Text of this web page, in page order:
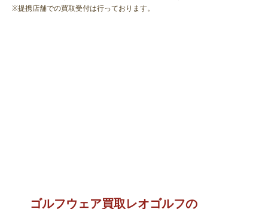
※提携店舗での買取受付は行っております。
ゴルフウェア買取レオゴルフの